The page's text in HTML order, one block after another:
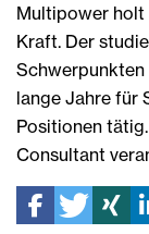
Multipower holt
Kraft. Der
Schwerpunkten
lange Jahre für
Positionen
Consultant